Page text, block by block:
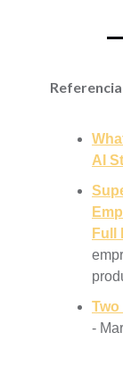
AI
Full
Two
-